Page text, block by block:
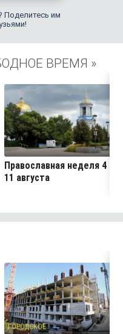
Поделитесь им
ВРЕМЯ »
Православная неделя 4 —
11 августа
ГОРОДСКОЕ